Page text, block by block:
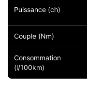
Puissance (ch)
Couple (Nm)
Consommation
(l/100km)